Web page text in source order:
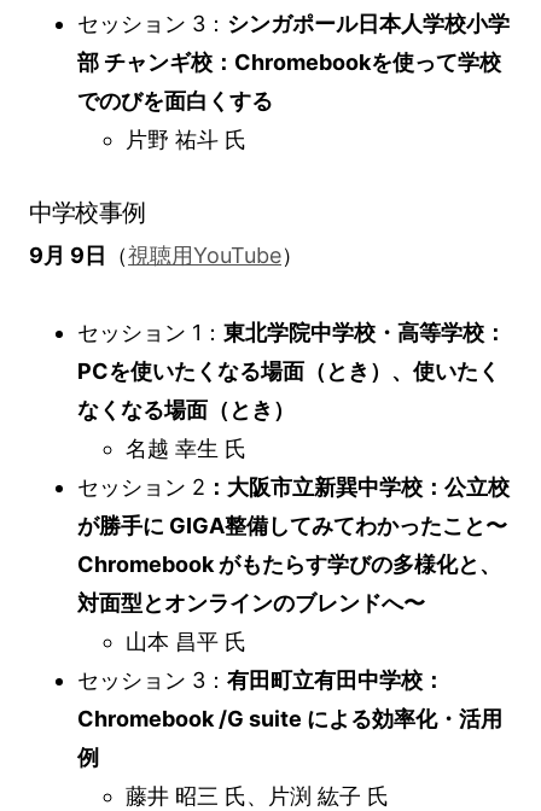
セッション 3： シンガポール日本人学校小学
部 チャンギ校：Chromebookを使って学校
でのびを面白くする
片野 祐斗 氏
中学校事例
9月 9日 （視聴用YouTube）
セッション 1： 東北学院中学校・高等学校：
PCを使いたくなる場面（とき）、使いたく
なくなる場面（とき）
名越 幸生 氏
セッション 2 ：大阪市立新巽中学校：公立校
が勝手に GIGA整備してみてわかったこと〜
Chromebook がもたらす学びの多様化と、
対面型とオンラインのブレンドへ〜
山本 昌平 氏
セッション 3： 有田町立有田中学校：
Chromebook /G suite による効率化・活用
例
藤井 昭三 氏、片渕 紘子 氏